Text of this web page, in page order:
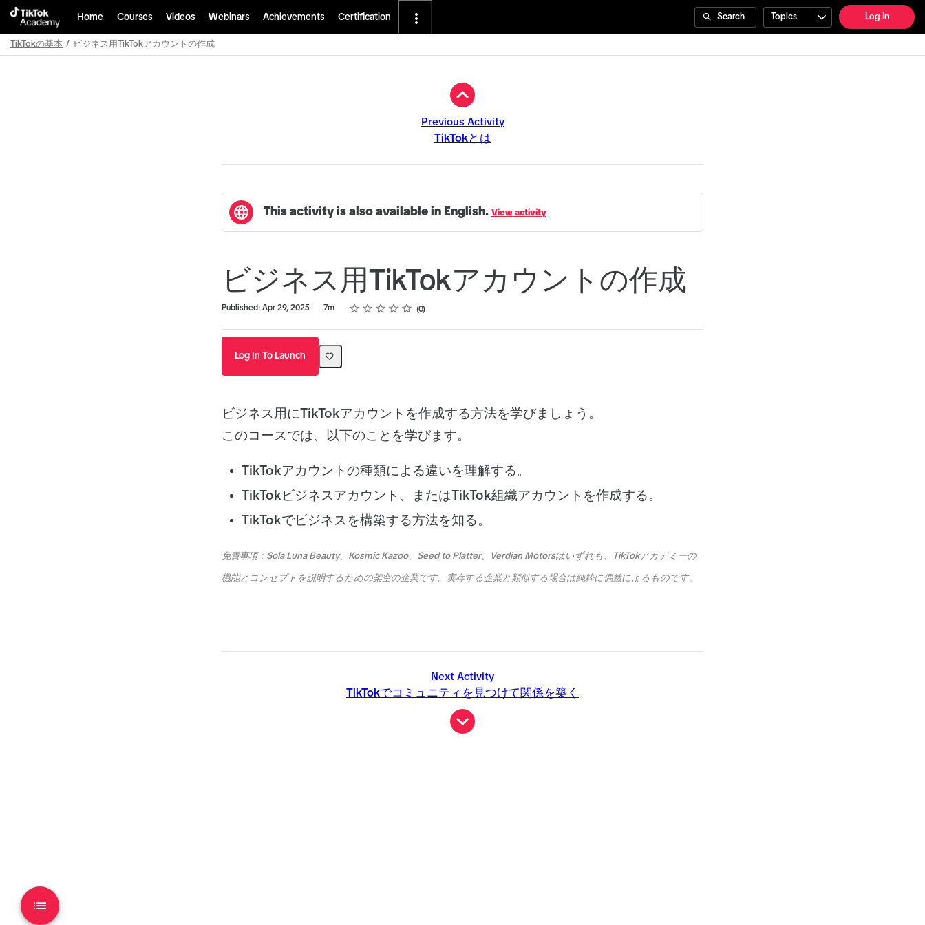
Home Courses Videos Webinars Achievements Certification Search Topics Log In
TikTokの基本 ビジネス用TikTokアカウントの作成
Previous Activity
TikTokとは
This activity is also available in English. View activity
ビジネス用TikTokアカウントの作成
Published: Apr 29, 2025 7m Rating
1 star
2 stars
3 stars
4 stars
5 stars 0
Log In To Launch
ビジネス用にTikTokアカウントを作成する方法を学びましょう。
このコースでは、以下のことを学びます。
TikTokアカウントの種類による違いを理解する。
TikTokビジネスアカウント、またはTikTok組織アカウントを作成する。
TikTokでビジネスを構築する方法を知る。
免責事項：Sola Luna Beauty、Kosmic Kazoo、Seed to Platter、Verdian Motorsはいずれも、TikTokアカデミーの
機能とコンセプトを説明するための架空の企業です。実存する企業と類似する場合は純粋に偶然によるものです。
Next Activity
TikTokでコミュニティを見つけて関係を築く